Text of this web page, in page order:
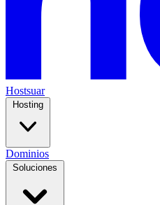
Hostsuar
Hosting
Dominios
Soluciones